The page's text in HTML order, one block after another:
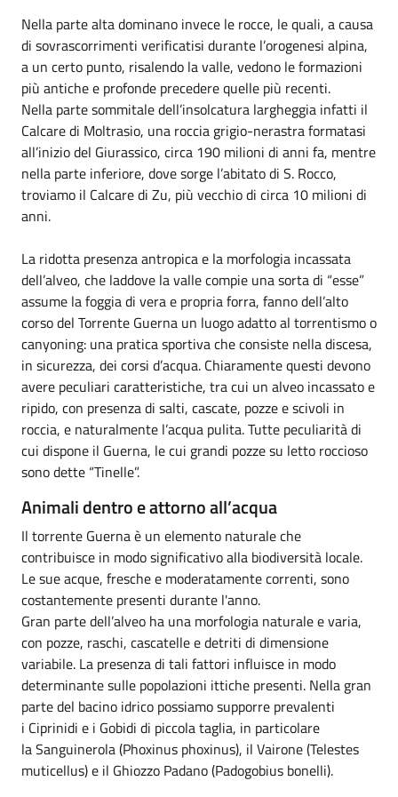
Nella parte alta dominano invece le rocce, le quali, a causa
di sovrascorrimenti verificatisi durante l’orogenesi alpina,
a un certo punto, risalendo la valle, vedono le formazioni
più antiche e profonde precedere quelle più recenti.
Nella parte sommitale dell’insolcatura largheggia infatti il
Calcare di Moltrasio, una roccia grigio-nerastra formatasi
all’inizio del Giurassico, circa 190 milioni di anni fa, mentre
nella parte inferiore, dove sorge l’abitato di S. Rocco,
troviamo il Calcare di Zu, più vecchio di circa 10 milioni di
anni.
La ridotta presenza antropica e la morfologia incassata
dell’alveo, che laddove la valle compie una sorta di “esse”
assume la foggia di vera e propria forra, fanno dell’alto
corso del Torrente Guerna un luogo adatto al torrentismo o
canyoning: una pratica sportiva che consiste nella discesa,
in sicurezza, dei corsi d’acqua. Chiaramente questi devono
avere peculiari caratteristiche, tra cui un alveo incassato e
ripido, con presenza di salti, cascate, pozze e scivoli in
roccia, e naturalmente l’acqua pulita. Tutte peculiarità di
cui dispone il Guerna, le cui grandi pozze su letto roccioso
sono dette “Tinelle”.
Animali dentro e attorno all’acqua
Il torrente Guerna è un elemento naturale che
contribuisce in modo significativo alla biodiversità locale.
Le sue acque, fresche e moderatamente correnti, sono
costantemente presenti durante l'anno.
Gran parte dell’alveo ha una morfologia naturale e varia,
con pozze, raschi, cascatelle e detriti di dimensione
variabile. La presenza di tali fattori influisce in modo
determinante sulle popolazioni ittiche presenti. Nella gran
parte del bacino idrico possiamo supporre prevalenti
i Ciprinidi e i Gobidi di piccola taglia, in particolare
la Sanguinerola (Phoxinus phoxinus), il Vairone (Telestes
muticellus) e il Ghiozzo Padano (Padogobius bonelli).